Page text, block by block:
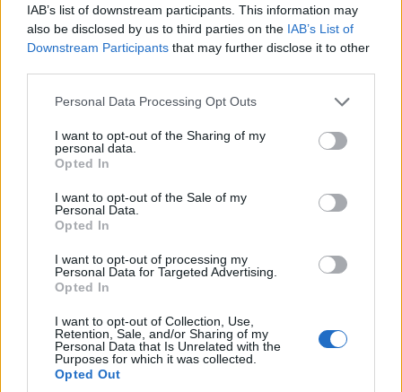
IAB’s list of downstream participants. This information may
also be disclosed by us to third parties on the IAB’s List of
Downstream Participants that may further disclose it to other
Please note that this website/app uses one or more Google
not limited to your visit or usage behaviour. You may click to
grant or deny consent to Google and its third-party tags to
use your data for below specified purposes in below Google
consent section.
Personal Data Processing Opt Outs
I want to opt-out of the Sharing of my
personal data.
Opted In
I want to opt-out of the Sale of my
Personal Data.
Opted In
I want to opt-out of processing my
Personal Data for Targeted Advertising.
Opted In
I want to opt-out of Collection, Use,
Retention, Sale, and/or Sharing of my
Personal Data that Is Unrelated with the
Purposes for which it was collected.
Opted Out
valamennyi uniós országban.
trendeket a fiatalok elvárásai (X)
rugalmasságot is várnak.
#apple
#steve jobs #itunes
#zene
#tartalomszolgáltatás
#filmáruház
#zenebérlés #filmkölcsönzés
#cls records
#internet #üzlet #érdekességek